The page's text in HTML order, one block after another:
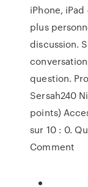
iPhone,
plus
discussion.
question.
Sersah240
points)
sur 10 : 0.
Comment